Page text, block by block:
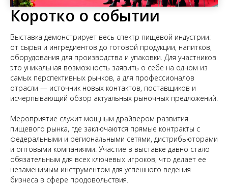
Коротко о событии
Выставка демонстрирует весь спектр пищевой индустрии:
от сырья и ингредиентов до готовой продукции, напитков,
оборудования для производства и упаковки. Для участников
это уникальная возможность заявить о себе на одном из
самых перспективных рынков, а для профессионалов
отрасли — источник новых контактов, поставщиков и
исчерпывающий обзор актуальных рыночных предложений.
Мероприятие служит мощным драйвером развития
пищевого рынка, где заключаются прямые контракты с
федеральными и региональными сетями, дистрибьюторами
и оптовыми компаниями. Участие в выставке давно стало
обязательным для всех ключевых игроков, что делает ее
незаменимым инструментом для успешного ведения
бизнеса в сфере продовольствия.